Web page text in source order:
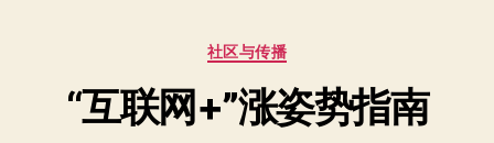
分
社区与传播
“互联网+”涨姿势指南